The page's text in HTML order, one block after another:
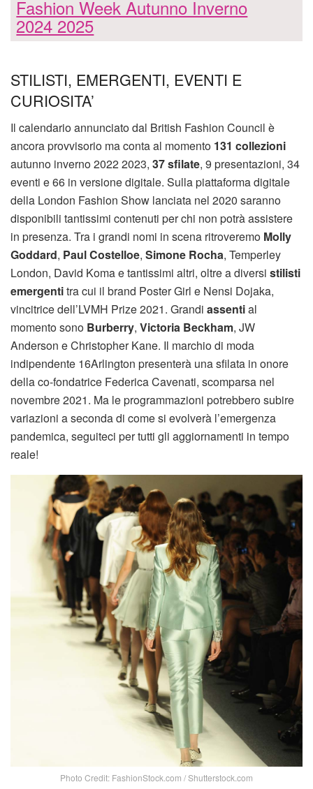
Fashion Week Autunno Inverno
2024 2025
STILISTI, EMERGENTI, EVENTI E
CURIOSITA’
Il calendario annunciato dal British Fashion Council è
ancora provvisorio ma conta al momento 131 collezioni
autunno inverno 2022 2023, 37 sfilate, 9 presentazioni, 34
eventi e 66 in versione digitale. Sulla piattaforma digitale
della London Fashion Show lanciata nel 2020 saranno
disponibili tantissimi contenuti per chi non potrà assistere
in presenza. Tra i grandi nomi in scena ritroveremo Molly
Goddard, Paul Costelloe, Simone Rocha, Temperley
London, David Koma e tantissimi altri, oltre a diversi stilisti
emergentitra cui il brand Poster Girl e Nensi Dojaka,
vincitrice dell’LVMH Prize 2021. Grandi assential
momento sono Burberry, Victoria Beckham, JW
Anderson e Christopher Kane. Il marchio di moda
indipendente 16Arlington presenterà una sfilata in onore
della co-fondatrice Federica Cavenati, scomparsa nel
novembre 2021. Ma le programmazioni potrebbero subire
variazioni a seconda di come si evolverà l’emergenza
pandemica, seguiteci per tutti gli aggiornamenti in tempo
reale!
Photo Credit: FashionStock.com / Shutterstock.com